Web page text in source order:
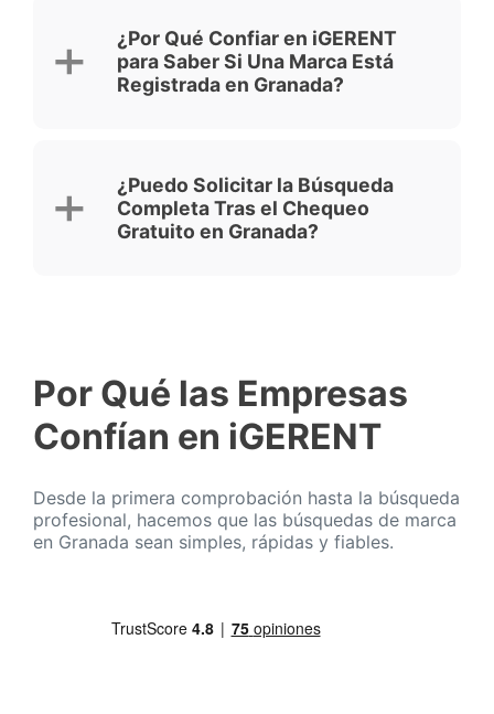
¿Por Qué Confiar en iGERENT
para Saber Si Una Marca Está
Registrada en Granada?
¿Puedo Solicitar la Búsqueda
Completa Tras el Chequeo
Gratuito en Granada?
Por Qué las Empresas
Confían en iGERENT
Desde la primera comprobación hasta la búsqueda
profesional, hacemos que las búsquedas de marca
en Granada sean simples, rápidas y fiables.